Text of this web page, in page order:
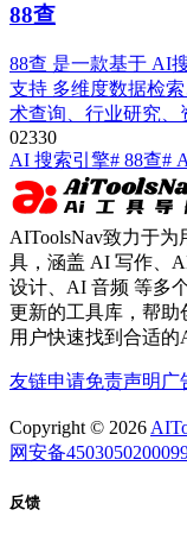
88查
88查 是一款基于 AI
支持 多维度数据检
术查询、行业研究、
02330
AI 搜索引擎# 88查#
AIToolsNav致力于
具，涵盖 AI 写作、
设计、AI 音频 等多
更新的工具库，帮助
用户快速找到合适的
友链申请免责声明 广
Copyright © 2026
网安备
反馈